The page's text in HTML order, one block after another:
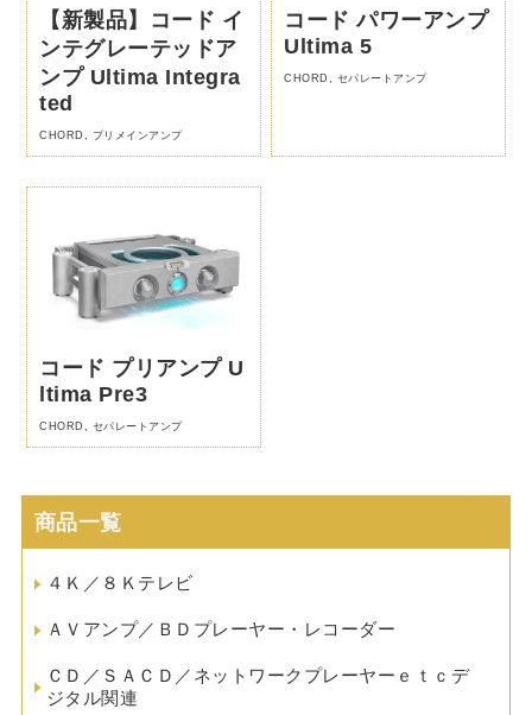
【新製品】コード イ
ンテグレーテッドア
ンプ Ultima Integra
ted
CHORD , プリメインアンプ
コード パワーアンプ
Ultima 5
CHORD , セパレートアンプ
コード プリアンプ U
ltima Pre3
CHORD セパレートアンプ
商品一覧
４Ｋ／８Ｋテレビ
ＡＶアンプ／ＢＤプレーヤー・レコーダー
ＣＤ／ＳＡＣＤ／ネットワークプレーヤーｅｔｃデ
ジタル関連